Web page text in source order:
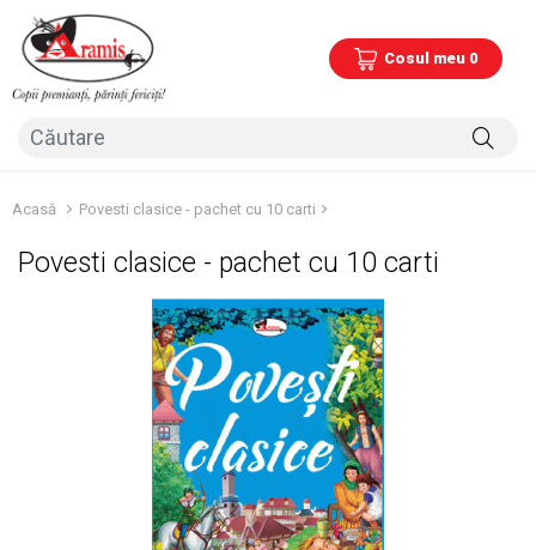
Cosul meu 0
Acasă Povesti clasice - pachet cu 10 carti
Povesti clasice - pachet cu 10 carti